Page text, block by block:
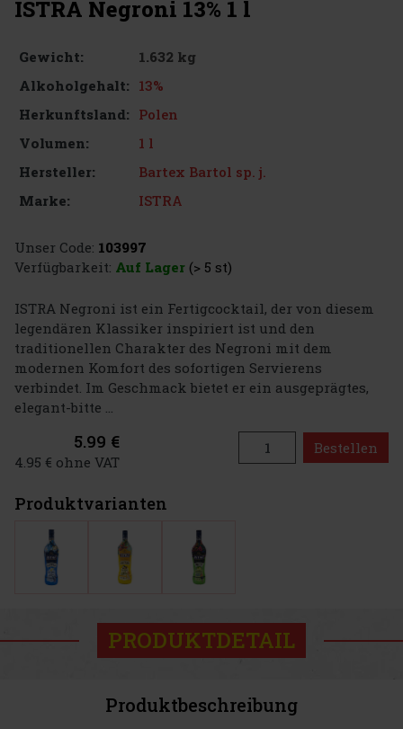
ISTRA Negroni 13% 1 l
Gewicht:
1.632 kg
Alkoholgehalt: 13%
Herkunftsland: Polen
Volumen:
1 l
Hersteller:
Bartex Bartol sp. j.
Marke:
ISTRA
Unser Code: 103997
Verfügbarkeit: Auf Lager (> 5 st)
ISTRA Negroni ist ein Fertigcocktail, der von diesem
legendären Klassiker inspiriert ist und den
traditionellen Charakter des Negroni mit dem
modernen Komfort des sofortigen Servierens
verbindet. Im Geschmack bietet er ein ausgeprägtes,
elegant-bitte ...
5.99 €
4.95 € ohne VAT
Bestellen
Produktvarianten
PRODUKTDETAIL
Produktbeschreibung